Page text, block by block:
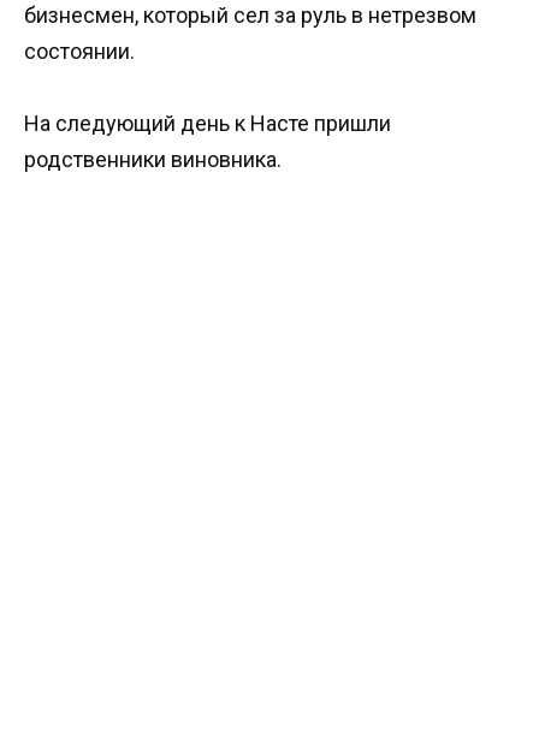
бизнесмен, который сел за руль в нетрезвом
состоянии.
На следующий день к Насте пришли
родственники виновника.